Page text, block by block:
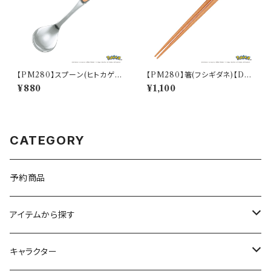
【PM280】スプーン(ヒトカゲ)
【Daily Sketch】PM282-850
¥880
【PM280】箸(フシギダネ)【Dail
y Sketch】PM281-840
¥1,100
CATEGORY
予約商品
アイテムから探す
九谷焼
キャラクター